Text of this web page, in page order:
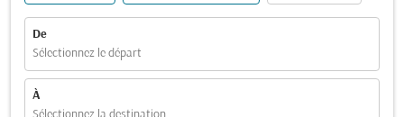
De
Sélectionnez le départ
À